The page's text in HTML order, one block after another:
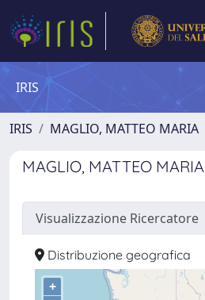
IRIS
IRIS MAGLIO, MATTEO MARIA
MAGLIO, MATTEO MARIA
Visualizzazione Ricercatore
Distribuzione geografica
+